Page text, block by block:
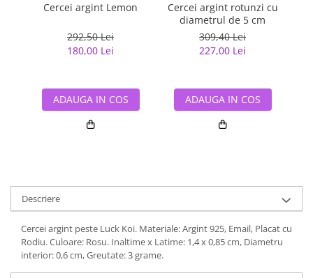
Cercei argint Lemon
292,50 Lei
180,00 Lei
ADAUGA IN COS
Cercei argint rotunzi cu
diametrul de 5 cm
309,40 Lei
227,00 Lei
ADAUGA IN COS
Descriere
Cercei argint peste Luck Koi. Materiale: Argint 925, Email, Placat cu
Rodiu. Culoare: Rosu. Inaltime x Latime: 1,4 x 0,85 cm, Diametru
interior: 0,6 cm, Greutate: 3 grame.